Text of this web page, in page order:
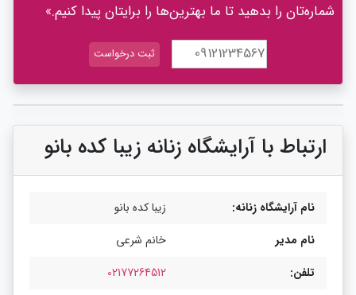
شماره‌تان را بدهید تا ما بهترین‌ها را برایتان پیدا کنیم.»
ارتباط با آرایشگاه زنانه زیبا کده بانو
نام آرایشگاه زنانه:
زیبا کده بانو
نام مدیر
خانم شرعی
تلفن:
02177264512